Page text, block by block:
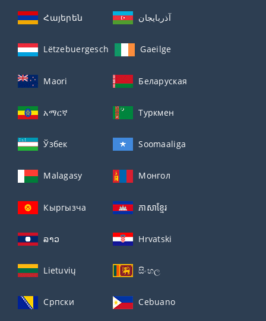
Հայերեն آذربايجان
Lëtzebuergesch Gaeilge
Maori Беларуская
አማርኛ Туркмен
Ўзбек Soomaaliga
Malagasy Монгол
Кыргызча ភាសាខ្មែរ
ລາວ Hrvatski
Lietuvių සිංහල
Српски Cebuano